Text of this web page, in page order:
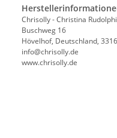
Chrisolly - Christina Rudolphi
Buschweg 16
Hövelhof, Deutschland,
info@chrisolly.de
www.chrisolly.de